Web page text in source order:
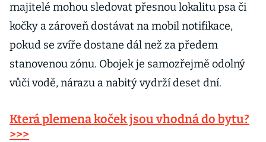
majitelé mohou sledovat přesnou lokalitu psa či
kočky a zároveň dostávat na mobil notifikace,
pokud se zvíře dostane dál než za předem
stanovenou zónu. Obojek je samozřejmě odolný
vůči vodě, nárazu a nabitý vydrží deset dní.
Která plemena koček jsou vhodná do bytu?
>>>